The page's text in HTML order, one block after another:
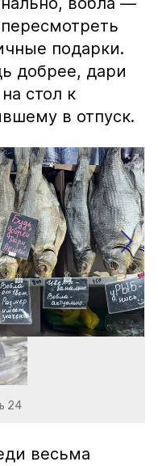
пересмотреть
подарки.
добрее, дари
стол к
в отпуск.
24
весьма